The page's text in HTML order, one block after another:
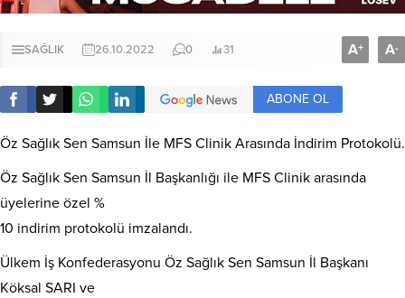
SAĞLIK 26.10.2022 0 31 A+ A-
ABONE OL
Öz Sağlık Sen Samsun İle MFS Clinik Arasında İndirim Protokolü.
Öz Sağlık Sen Samsun İl Başkanlığı ile MFS Clinik arasında
üyelerine özel %
10 indirim protokolü imzalandı.
Ülkem İş Konfederasyonu Öz Sağlık Sen Samsun İl Başkanı
Köksal SARI ve